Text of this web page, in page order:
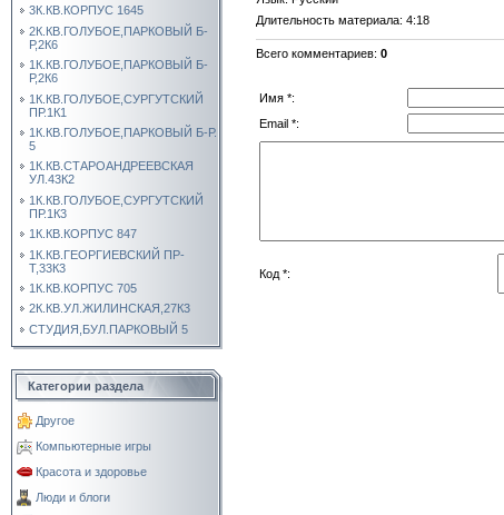
3К.КВ.КОРПУС 1645
2К.КВ.ГОЛУБОЕ,ПАРКОВЫЙ Б-
Р,2К6
1К.КВ.ГОЛУБОЕ,ПАРКОВЫЙ Б-
Р,2К6
1К.КВ.ГОЛУБОЕ,СУРГУТСКИЙ
ПР.1К1
1К.КВ.ГОЛУБОЕ,ПАРКОВЫЙ Б-Р.
5
1К.КВ.СТАРОАНДРЕЕВСКАЯ
УЛ.43К2
1К.КВ.ГОЛУБОЕ,СУРГУТСКИЙ
ПР.1К3
1К.КВ.КОРПУС 847
1К.КВ.ГЕОРГИЕВСКИЙ ПР-
Т,33К3
1К.КВ.КОРПУС 705
2К.КВ.УЛ.ЖИЛИНСКАЯ,27К3
СТУДИЯ,БУЛ.ПАРКОВЫЙ 5
Категории раздела
Другое
Компьютерные игры
Красота и здоровье
Люди и блоги
Длительность материала: 4:18
Всего комментариев: 0
Имя *:
Email *:
Код *: